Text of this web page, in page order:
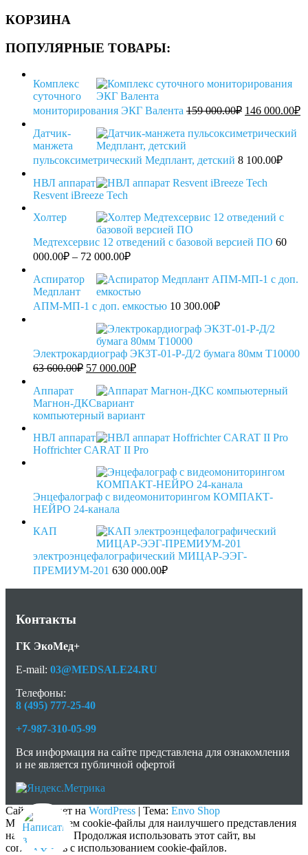
КОРЗИНА
ПОПУЛЯРНЫЕ ТОВАРЫ:
Комплекс
суточного
мониторирования ЭКГ Валента 159 000.00₽
составляла
000.00₽.
146 000.00₽
Датчик-
манжета
пульсоксиметрический Медплант, детский 8 100.00₽
НВЛ аппарат
Resvent iBreeze Tech
Холтер
Медтехсервис 12 отведений с базовой версией ПО 60
000.00₽ – 72 000.00₽Диапазон
60
000.00₽
–
000.00₽
Аспиратор
Медплант
АПМ-МП-1 с доп. емкостью 10 300.00₽
Электрокардиограф ЭК3Т-01-Р-Д/2 бумага 80мм T10000
63 600.00₽ Первоначальная
составляла
63
600.00₽.
57 000.00₽Текущая
57
Аппарат
Магнон-ДКС
компьютерный вариант
НВЛ аппарат
Hoffrichter CARAT II Pro
Энцефалограф с видеомониторингом КОМПАКТ-
НЕЙРО 24-канала
КАП
электроэнцефалографический МИЦАР-ЭЭГ-
ПРЕМИУМ-201 630 000.00₽
Контакты
ГК ЭкоМед+
E-mail: 03@MEDSALE24.RU
Телефоны:
8 (495) 777-25-40
+7-987-310-05-99
Вся информация на сайте представлена для ознакомления
и не является публичной офертой
Сайт работает на WordPress | Тема: Envo Shop
Мы используем cookie-файлы для наилучшего представления
нашего сайта. Продолжая использовать этот сайт, вы
соглашаетесь с использованием cookie-файлов.